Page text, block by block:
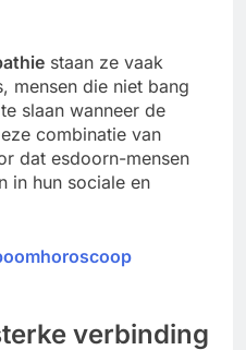
staan ze vaak
mensen die niet bang
slaan wanneer de
combinatie van
dat esdoorn-mensen
in hun sociale en
verbinding